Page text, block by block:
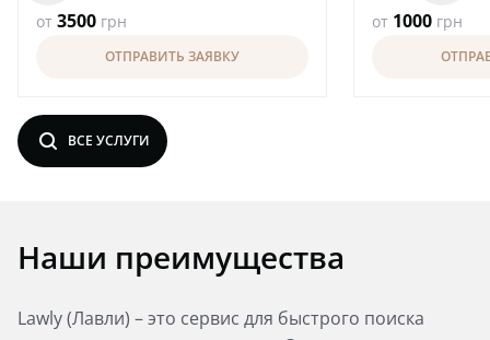
от 3500 грн
ОТПРАВИТЬ ЗАЯВКУ
от 1000 грн
search ВСЕ УСЛУГИ
Наши преимущества
Lawly (Лавли) – это сервис для быстрого поиска